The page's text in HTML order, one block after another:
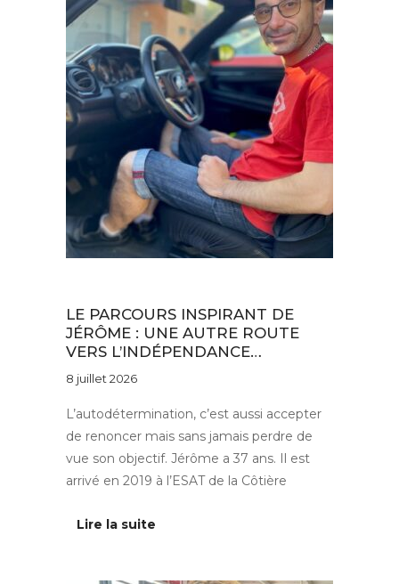
LE PARCOURS INSPIRANT DE
JÉRÔME : UNE AUTRE ROUTE
VERS L’INDÉPENDANCE…
8 juillet 2026
L’autodétermination, c’est aussi accepter
de renoncer mais sans jamais perdre de
vue son objectif. Jérôme a 37 ans. Il est
arrivé en 2019 à l’ESAT de la Côtière
Lire la suite